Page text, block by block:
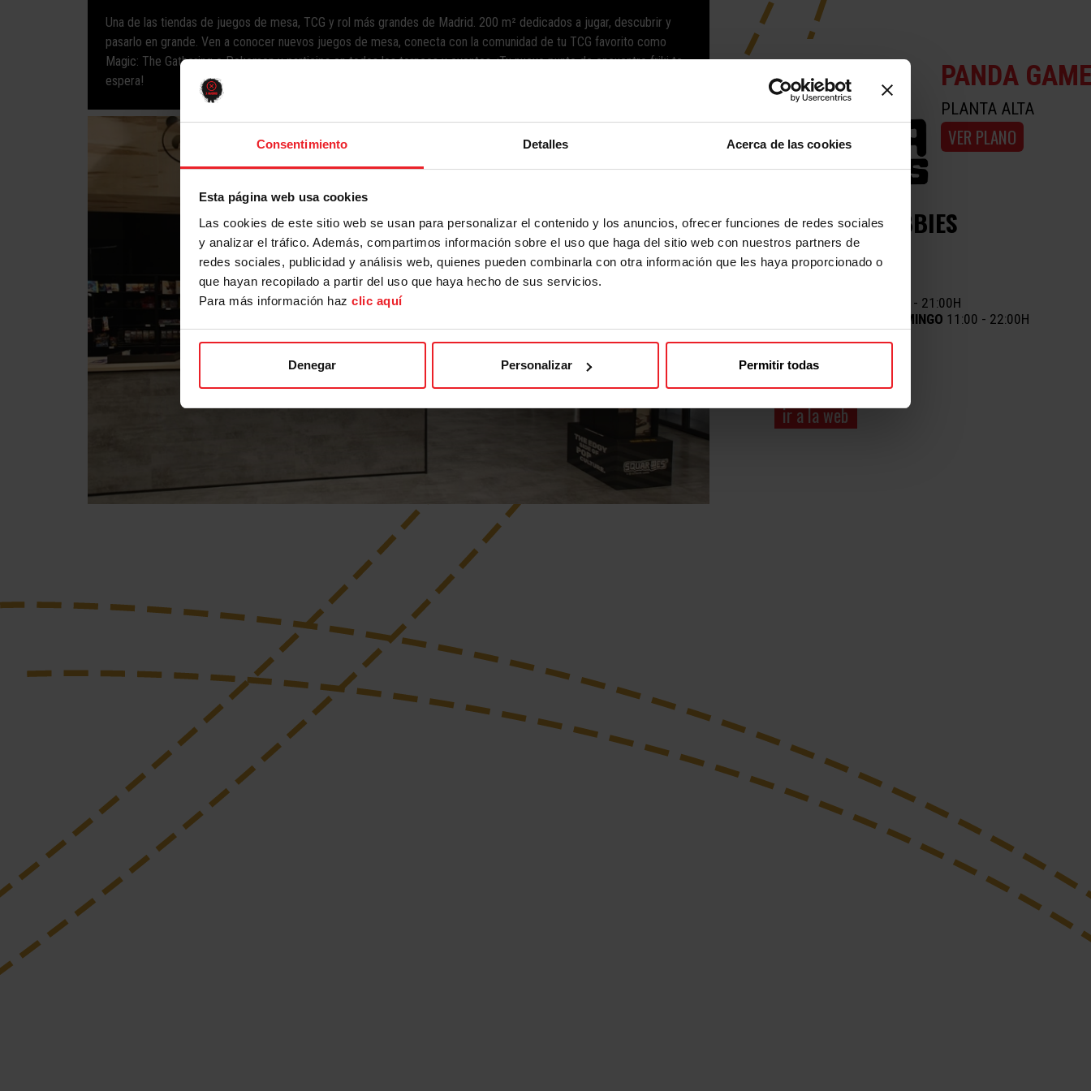
Consentimiento Detalles Acerca de las cookies
Esta página web usa cookies
Las cookies de este sitio web se usan para personalizar el contenido y los anuncios, ofrecer funciones de redes sociales
y analizar el tráfico. Además, compartimos información sobre el uso que haga del sitio web con nuestros partners de
redes sociales, publicidad y análisis web, quienes pueden combinarla con otra información que les haya proporcionado o
que hayan recopilado a partir del uso que haya hecho de sus servicios.
Para más información haz clic aquí
Denegar Personalizar Permitir todas
Una de las tiendas de juegos de mesa, TCG y rol más grandes de Madrid. 200 m² dedicados a jugar, descubrir y
pasarlo en grande. Ven a conocer nuevos juegos de mesa, conecta con la comunidad de tu TCG favorito como
Magic: The Gathering o Pokemon y participa en todos los torneos y eventos. ¡Tu nuevo punto de encuentro friki te
espera!
PANDA
PLANTA ALTA
VER PLANO
GIFT AND HOBBIES
12:00 - 21:00H
VIERNES, SÁBADO, DOMINGO 11:00 - 22:00H
INFO Y CONTACTO
hola@pandagames.es
ir a la web